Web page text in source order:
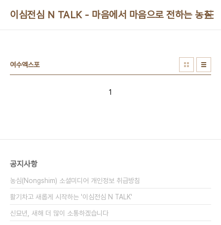
이심전심 N TALK - 마음에서 마음으로 전하는 농심
여수엑스포
1
공지사항
농심(Nongshim) 소셜미디어 개인정보 취급방침
활기차고 새롭게 시작하는 '이심전심 N TALK'
신묘년, 새해 더 많이 소통하겠습니다